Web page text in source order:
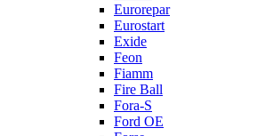
Eurorepar
Eurostart
Exide
Feon
Fiamm
Fire Ball
Fora-S
Ford OE